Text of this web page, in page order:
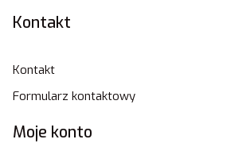
Linki w stopce
Kontakt
Kontakt
Formularz kontaktowy
Moje konto